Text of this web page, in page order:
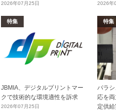
2026年07月25日 2026年
特集
JBMIA、デジタルプリントマー
クで技術的な環境適性を訴求
2026年07月25日
特集
パラ
応を
定供